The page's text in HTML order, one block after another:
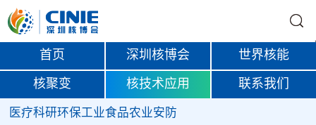
首页 深圳核博会 世界核能
核聚变 核技术应用 联系我们
医疗科研环保工业食品农业安防